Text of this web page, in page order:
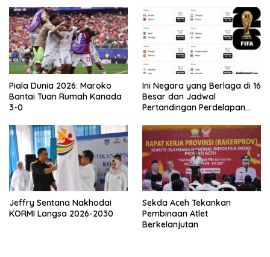
Piala Dunia 2026: Maroko
Bantai Tuan Rumah Kanada
3-0
Ini Negara yang Berlaga di 16
Besar dan Jadwal
Pertandingan Perdelapan
Jeffry Sentana Nakhodai
KORMI Langsa 2026-2030
Sekda Aceh Tekankan
Pembinaan Atlet
Berkelanjutan